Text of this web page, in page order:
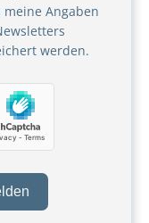
Angaben
werden.